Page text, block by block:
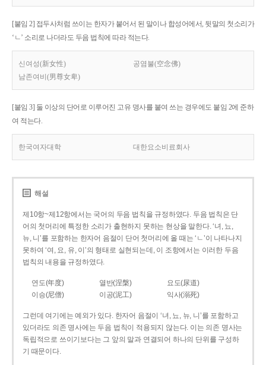
[붙임 2] 접두사처럼 쓰이는 한자가 붙어서 된 말이나 합성어에서, 뒷말의 첫소리가
‘ㄴ’ 소리로 나더라도 두음 법칙에 따라 적는다.
신여성(新女性)
공염불(空念佛)
남존여비(男尊女卑)
[붙임 3] 둘 이상의 단어로 이루어진 고유 명사를 붙여 쓰는 경우에도 붙임 2에 준하
여 적는다.
한국여자대학 대한요소비료회사
해설
제10항~제12항에서는 국어의 두음 법칙을 규정하였다. 두음 법칙은 단
어의 첫머리에 특정한 소리가 출현하지 못하는 현상을 말한다. ‘녀, 뇨,
뉴, 니’를 포함하는 한자어 음절이 단어 첫머리에 올 때는 ‘ㄴ’이 나타나지
못하여 ‘여, 요, 유, 이’의 형태로 실현되는데, 이 조항에서는 이러한 두음
법칙의 내용을 규정하였다.
연도(年度) 열반(涅槃)
요도(尿道)
이승(尼僧)
이공(泥工) 익사(溺死)
그런데 여기에는 예외가 있다. 한자어 음절이 ‘녀, 뇨, 뉴, 니’를 포함하고
있더라도 의존 명사에는 두음 법칙이 적용되지 않는다. 이는 의존 명사는
독립적으로 쓰이기보다는 그 앞의 말과 연결되어 하나의 단위를 구성하
기 때문이다.